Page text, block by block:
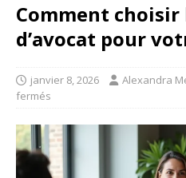
Comment
d’avocat pour
janvier 8, 2026 Alexandra
fermés